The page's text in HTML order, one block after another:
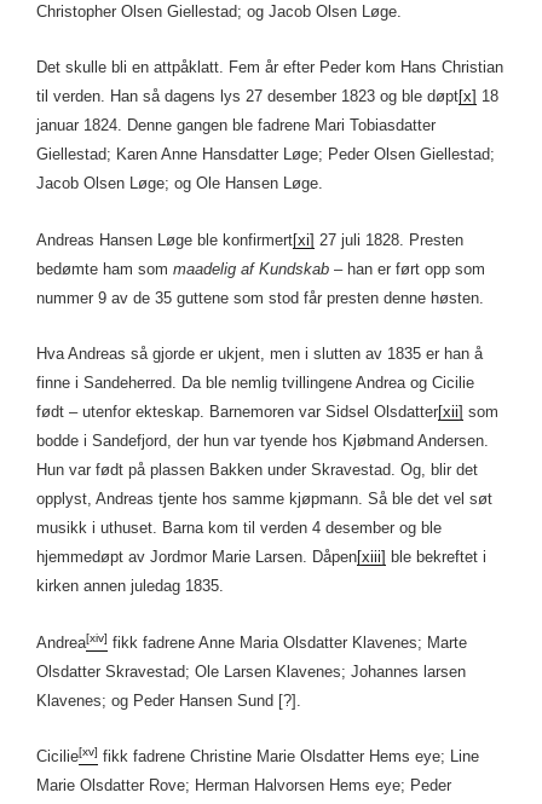
Christopher Olsen Giellestad; og Jacob Olsen Løge.
Det skulle bli en attpåklatt. Fem år efter Peder kom Hans Christian
til verden. Han så dagens lys 27 desember 1823 og ble døpt[x] 18
januar 1824. Denne gangen ble fadrene Mari Tobiasdatter
Giellestad; Karen Anne Hansdatter Løge; Peder Olsen Giellestad;
Jacob Olsen Løge; og Ole Hansen Løge.
Andreas Hansen Løge ble konfirmert[xi] 27 juli 1828. Presten
bedømte ham som maadelig af Kundskab – han er ført opp som
nummer 9 av de 35 guttene som stod får presten denne høsten.
Hva Andreas så gjorde er ukjent, men i slutten av 1835 er han å
finne i Sandeherred. Da ble nemlig tvillingene Andrea og Cicilie
født – utenfor ekteskap. Barnemoren var Sidsel Olsdatter[xii] som
bodde i Sandefjord, der hun var tyende hos Kjøbmand Andersen.
Hun var født på plassen Bakken under Skravestad. Og, blir det
opplyst, Andreas tjente hos samme kjøpmann. Så ble det vel søt
musikk i uthuset. Barna kom til verden 4 desember og ble
hjemmedøpt av Jordmor Marie Larsen. Dåpen[xiii] ble bekreftet i
kirken annen juledag 1835.
Andrea[xiv] fikk fadrene Anne Maria Olsdatter Klavenes; Marte
Olsdatter Skravestad; Ole Larsen Klavenes; Johannes larsen
Klavenes; og Peder Hansen Sund [?].
Cicilie[xv] fikk fadrene Christine Marie Olsdatter Hems eye; Line
Marie Olsdatter Rove; Herman Halvorsen Hems eye; Peder